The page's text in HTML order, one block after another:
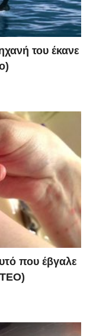
του έκανε
που έβγαλε